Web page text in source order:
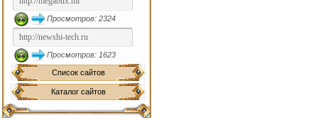
Просмотров: 2324
Просмотров: 1623
Список сайтов
Каталог сайтов